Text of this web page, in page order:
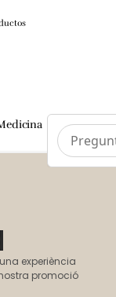
experiència
promoció